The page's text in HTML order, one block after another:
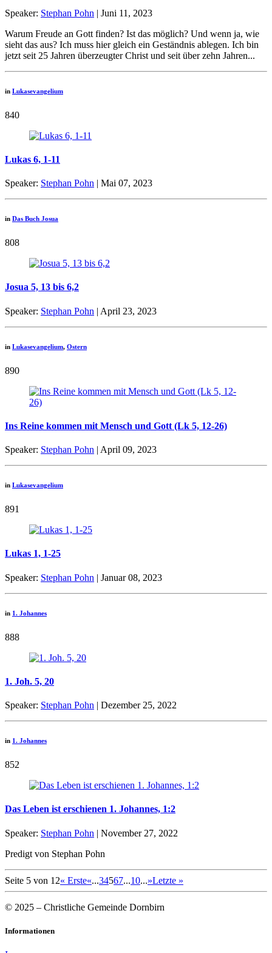
Speaker: Stephan Pohn | Juni 11, 2023
Warum Freude an Gott finden? Ist das möglich? Und wenn ja, wie
sieht das aus? Ich muss hier gleich ein Geständnis ablegen. Ich bin
jetzt seit 25 Jahren überzeugter Christ und seit über zehn Jahren...
in Lukasevangelium
840
Lukas 6, 1-11
Speaker: Stephan Pohn | Mai 07, 2023
in Das Buch Josua
808
Josua 5, 13 bis 6,2
Speaker: Stephan Pohn | April 23, 2023
in Lukasevangelium, Ostern
890
Ins Reine kommen mit Mensch und Gott (Lk 5, 12-26)
Speaker: Stephan Pohn | April 09, 2023
in Lukasevangelium
891
Lukas 1, 1-25
Speaker: Stephan Pohn | Januar 08, 2023
in 1. Johannes
888
1. Joh. 5, 20
Speaker: Stephan Pohn | Dezember 25, 2022
in 1. Johannes
852
Das Leben ist erschienen 1. Johannes, 1:2
Speaker: Stephan Pohn | November 27, 2022
Predigt von Stephan Pohn
Seite 5 von 12« Erste«...34567...10...»Letzte »
© 2025 – Christliche Gemeinde Dornbirn
Informationen